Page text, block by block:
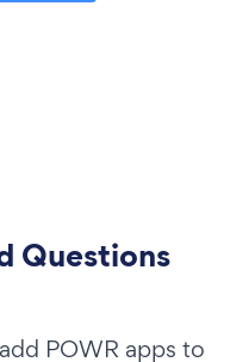
Questions
POWR apps to